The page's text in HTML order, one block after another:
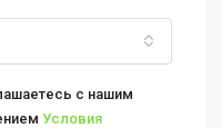
с нашим
Условия